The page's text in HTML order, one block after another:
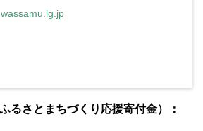
るさとまちづくり応援寄付金）：